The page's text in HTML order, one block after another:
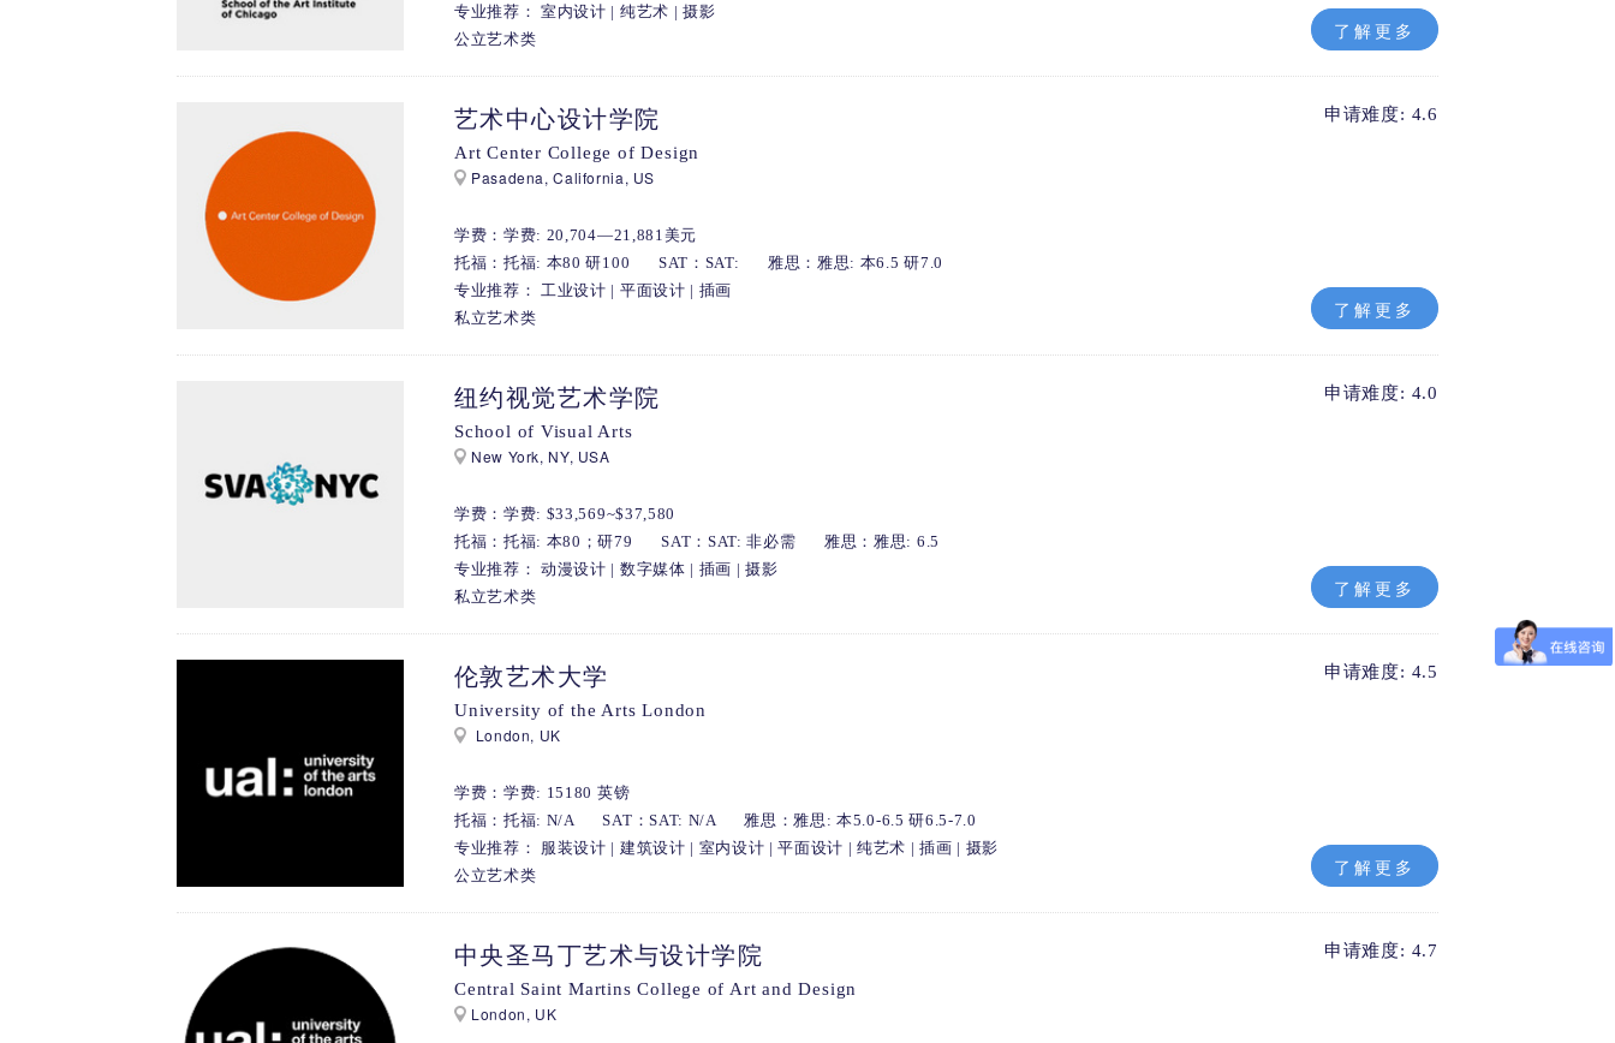
专业推荐： 室内设计 | 纯艺术 | 摄影
公立艺术类
了解更多
艺术中心设计学院
Art Center College of Design
Pasadena, California, US
学费：学费: 20,704—21,881美元
托福：托福: 本80 研100
SAT：SAT:
雅思：雅思: 本6.5 研7.0
专业推荐： 工业设计 | 平面设计 | 插画
私立艺术类
申请难度: 4.6
了解更多
纽约视觉艺术学院
School of Visual Arts
New York, NY, USA
学费：学费: $33,569~$37,580
托福：托福: 本80；研79
SAT：SAT: 非必需
雅思：雅思: 6.5
专业推荐： 动漫设计 | 数字媒体 | 插画 | 摄影
私立艺术类
申请难度: 4.0
了解更多
伦敦艺术大学
University of the Arts London
London, UK
学费：学费: 15180 英镑
托福：托福: N/A
SAT：SAT: N/A
雅思：雅思: 本5.0-6.5 研6.5-7.0
专业推荐： 服装设计 | 建筑设计 | 室内设计 | 平面设计 | 纯艺术 | 插画 | 摄影
公立艺术类
申请难度: 4.5
了解更多
中央圣马丁艺术与设计学院
Central Saint Martins College of Art and Design
London, UK
申请难度: 4.7